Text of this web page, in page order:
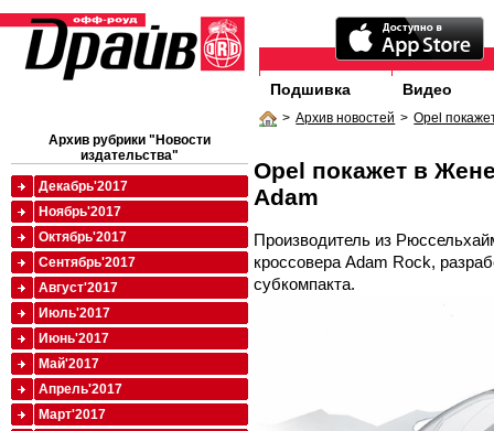
Подшивка Видео
> Архив новостей > Opel
Opel покажет в
Adam
Производитель из
кроссовера Adam Rock,
субкомпакта.
Архив рубрики "Новости
издательства"
Декабрь'2017
Ноябрь'2017
Октябрь'2017
Сентябрь'2017
Август'2017
Июль'2017
Июнь'2017
Май'2017
Апрель'2017
Март'2017